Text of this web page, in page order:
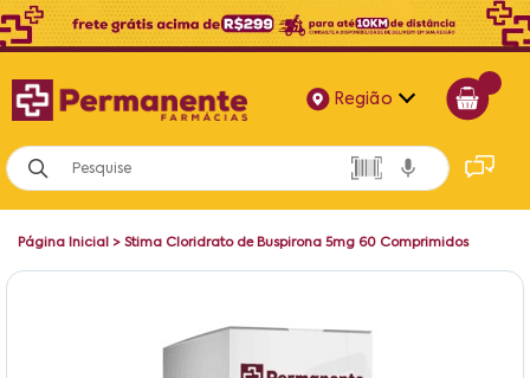
Região
Alagoas
Bahia
Página Inicial > Stima Cloridrato de Buspirona 5mg 60 Comprimidos